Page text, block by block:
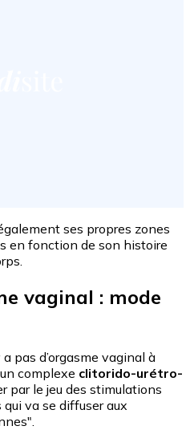
ses propres zones
en fonction de son histoire
vaginal : mode
pas d’orgasme vaginal à
complexe clitorido-urétro-
par le jeu des stimulations
va se diffuser aux